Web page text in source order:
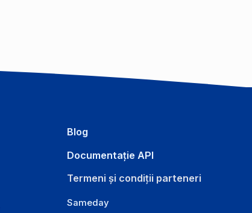
Blog
Documentație API
Termeni și condiții parteneri
Sameday